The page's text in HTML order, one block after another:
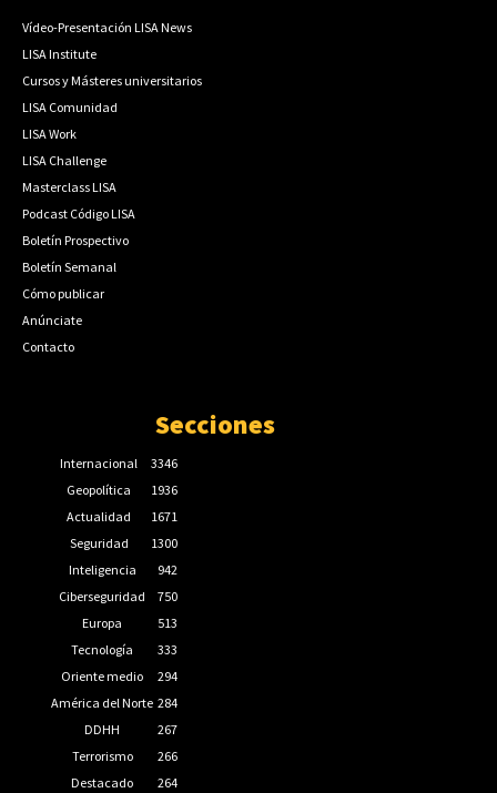
Vídeo-Presentación LISA News
LISA Institute
Cursos y Másteres universitarios
LISA Comunidad
LISA Work
LISA Challenge
Masterclass LISA
Podcast Código LISA
Boletín Prospectivo
Boletín Semanal
Cómo publicar
Anúnciate
Contacto
Secciones
Internacional
3346
Geopolítica
1936
Actualidad
1671
Seguridad
1300
Inteligencia
942
Ciberseguridad
750
Europa
513
Tecnología
333
Oriente medio
294
América del Norte 284
DDHH
267
Terrorismo
266
Destacado
264